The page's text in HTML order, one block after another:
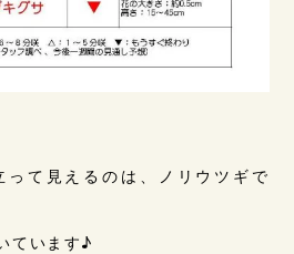
て見えるのは、ノリウツギで
ています♪